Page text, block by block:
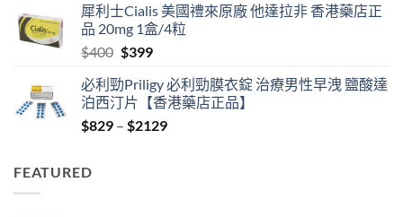
was:
$600.
is:
$480.
犀利士Cialis 美國禮來原廠 他達拉非 香港藥店正
品 20mg 1盒/4粒
$400 Original
was:
$400.
$399Current
is:
$399.
必利勁Priligy 必利勁膜衣錠 治療男性早洩 鹽酸達
泊西汀片【香港藥店正品】
$829 – $2129Price
FEATURED